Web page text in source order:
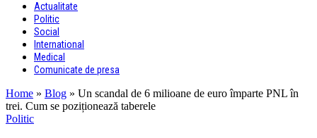
Actualitate
Politic
Social
International
Medical
Comunicate de presa
Home » Blog » Un scandal de 6 milioane de euro împarte PNL în
trei. Cum se poziționează taberele
Politic